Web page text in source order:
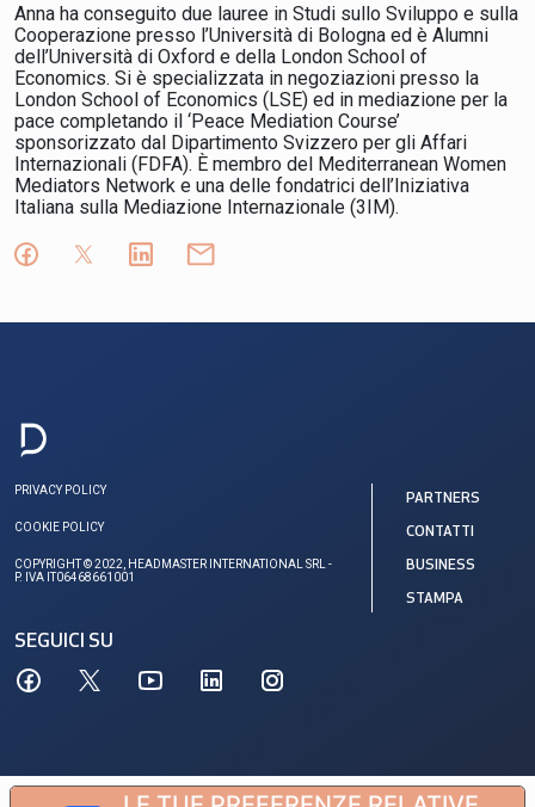
Anna ha conseguito due lauree in Studi sullo Sviluppo e sulla
Cooperazione presso l’Università di Bologna ed è Alumni
dell’Università di Oxford e della London School of
Economics. Si è specializzata in negoziazioni presso la
London School of Economics (LSE) ed in mediazione per la
pace completando il ‘Peace Mediation Course’
sponsorizzato dal Dipartimento Svizzero per gli Affari
Internazionali (FDFA). È membro del Mediterranean Women
Mediators Network e una delle fondatrici dell’Iniziativa
Italiana sulla Mediazione Internazionale (3IM).
PRIVACY POLICY
COOKIE POLICY
COPYRIGHT © 2022, HEADMASTER INTERNATIONAL SRL -
P. IVA IT06468661001
SEGUICI SU
PARTNERS
CONTATTI
BUSINESS
STAMPA